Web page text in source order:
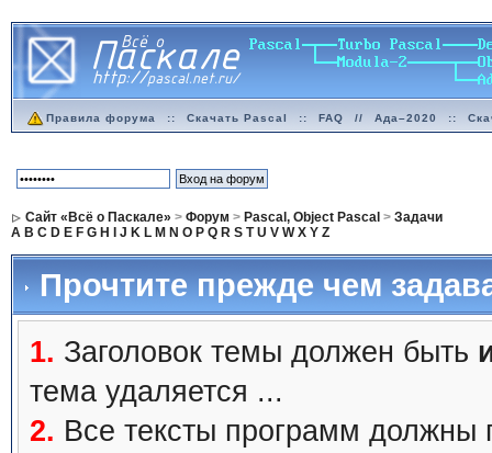
Правила форума :: Скачать Pascal :: FAQ // Ада–2020 ::
Сайт «Всё о Паскале» > Форум > Pascal, Object Pascal > Задачи
A B C D E F G H J K L M N O P Q R S T U V W X Y Z
Прочтите прежде чем
1. Заголовок темы должен быть
тема удаляется ...
2. Все тексты программ должны